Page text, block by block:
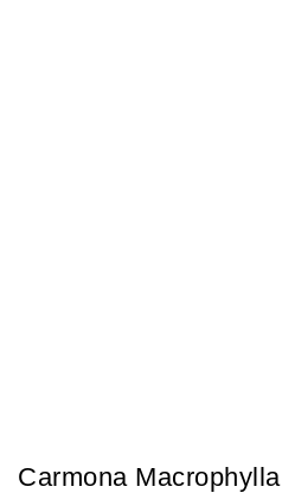
Carmona Macrophylla